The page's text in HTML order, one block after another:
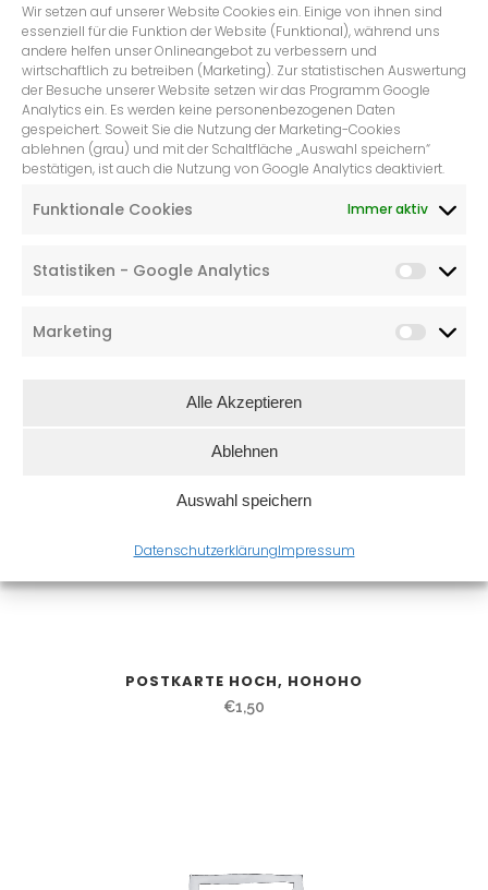
Wir setzen auf unserer Website Cookies ein. Einige von ihnen sind
essenziell für die Funktion der Website (Funktional), während uns
andere helfen unser Onlineangebot zu verbessern und
wirtschaftlich zu betreiben (Marketing). Zur statistischen Auswertung
der Besuche unserer Website setzen wir das Programm Google
Analytics ein. Es werden keine personenbezogenen Daten
gespeichert. Soweit Sie die Nutzung der Marketing-Cookies
ablehnen (grau) und mit der Schaltfläche „Auswahl speichern“
bestätigen, ist auch die Nutzung von Google Analytics deaktiviert.
Funktionale Cookies Immer aktiv
Statistiken - Google Analytics
Marketing
Alle Akzeptieren
Ablehnen
Auswahl speichern
DatenschutzerklärungImpressum
POSTKARTE HOCH,
WEIHNACHTSFAZIT: WÜRD‘ ICH IN
EINEM LEBKUCHENHAUS LEBEN,
WÄRE ICH NACH 1 STUNDE & 11
€1,50
POSTKARTE HOCH, HOHOHO
€1,50